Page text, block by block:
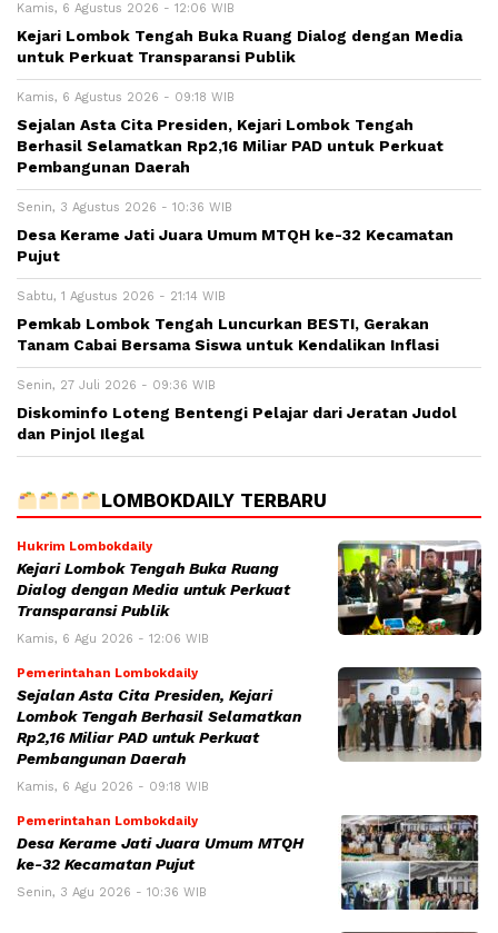
Kamis, 6 Agustus 2026 - 12:06 WIB
Kejari Lombok Tengah Buka Ruang Dialog dengan Media
untuk Perkuat Transparansi Publik
Kamis, 6 Agustus 2026 - 09:18 WIB
Sejalan Asta Cita Presiden, Kejari Lombok Tengah
Berhasil Selamatkan Rp2,16 Miliar PAD untuk Perkuat
Pembangunan Daerah
Senin, 3 Agustus 2026 - 10:36 WIB
Desa Kerame Jati Juara Umum MTQH ke-32 Kecamatan
Pujut
Sabtu, 1 Agustus 2026 - 21:14 WIB
Pemkab Lombok Tengah Luncurkan BESTI, Gerakan
Tanam Cabai Bersama Siswa untuk Kendalikan Inflasi
Senin, 27 Juli 2026 - 09:36 WIB
Diskominfo Loteng Bentengi Pelajar dari Jeratan Judol
dan Pinjol Ilegal
LOMBOKDAILY TERBARU
Hukrim Lombokdaily
Kejari Lombok Tengah Buka Ruang
Dialog dengan Media untuk Perkuat
Transparansi Publik
Kamis, 6 Agu 2026 - 12:06 WIB
Pemerintahan Lombokdaily
Sejalan Asta Cita Presiden, Kejari
Lombok Tengah Berhasil Selamatkan
Rp2,16 Miliar PAD untuk Perkuat
Pembangunan Daerah
Kamis, 6 Agu 2026 - 09:18 WIB
Pemerintahan Lombokdaily
Desa Kerame Jati Juara Umum MTQH
ke-32 Kecamatan Pujut
Senin, 3 Agu 2026 - 10:36 WIB